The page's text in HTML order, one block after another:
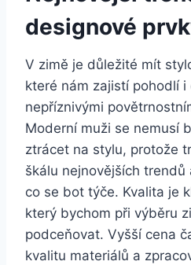
designové
V ​zimě je důležité mít‌
které nám zajistí pohodlí i
nepříznivými
Moderní muži se nemusí
ztrácet ⁢na stylu, ‍protože‍
škálu nejnovějších trendů
⁤co se bot týče. Kvalita je
který bychom při výběru
podceňovat. Vyšší cena
kvalitu materiálů ⁤a